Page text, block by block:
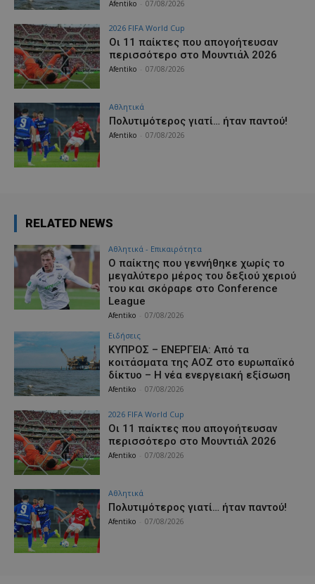
Afentiko 07/08/2026
2026 FIFA World Cup
Οι 11 παίκτες που απογοήτευσαν
περισσότερο στο Μουντιάλ 2026
Afentiko 07/08/2026
Αθλητικά
Πολυτιμότερος γιατί… ήταν παντού!
Afentiko 07/08/2026
RELATED NEWS
Αθλητικά - Επικαιρότητα
Ο παίκτης που γεννήθηκε χωρίς το
μεγαλύτερο μέρος του δεξιού χεριού
του και σκόραρε στο Conference
League
Afentiko 07/08/2026
Ειδήσεις
ΚΥΠΡΟΣ – ΕΝΕΡΓΕΙΑ: Από τα
κοιτάσματα της ΑΟΖ στο ευρωπαϊκό
δίκτυο – Η νέα ενεργειακή εξίσωση
Afentiko 07/08/2026
2026 FIFA World Cup
Οι 11 παίκτες που απογοήτευσαν
περισσότερο στο Μουντιάλ 2026
Afentiko 07/08/2026
Αθλητικά
Πολυτιμότερος γιατί… ήταν παντού!
Afentiko 07/08/2026